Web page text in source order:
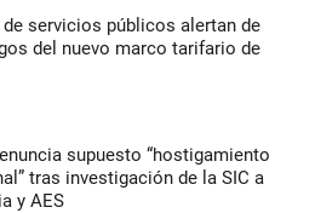
de servicios públicos alertan de
del nuevo marco tarifario de
supuesto “hostigamiento
tras investigación de la SIC a
y AES